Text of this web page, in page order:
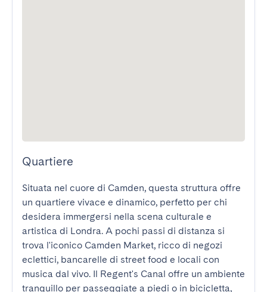
Quartiere
Situata nel cuore di Camden, questa struttura offre
un quartiere vivace e dinamico, perfetto per chi
desidera immergersi nella scena culturale e
artistica di Londra. A pochi passi di distanza si
trova l'iconico Camden Market, ricco di negozi
eclettici, bancarelle di street food e locali con
musica dal vivo. Il Regent's Canal offre un ambiente
tranquillo per passeggiate a piedi o in bicicletta,